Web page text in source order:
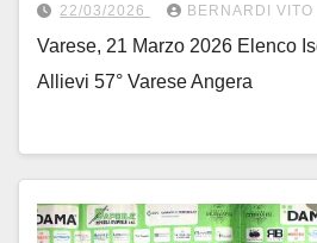
22/03/2026 BERNARDI VITO
Varese, 21 Marzo 2026 Elenco
Allievi 57° Varese Angera